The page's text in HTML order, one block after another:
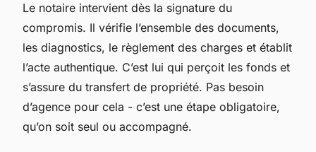
Le notaire intervient dès la signature du
compromis. Il vérifie l’ensemble des documents,
les diagnostics, le règlement des charges et établit
l’acte authentique. C’est lui qui perçoit les fonds et
s’assure du transfert de propriété. Pas besoin
d’agence pour cela - c’est une étape obligatoire,
qu’on soit seul ou accompagné.